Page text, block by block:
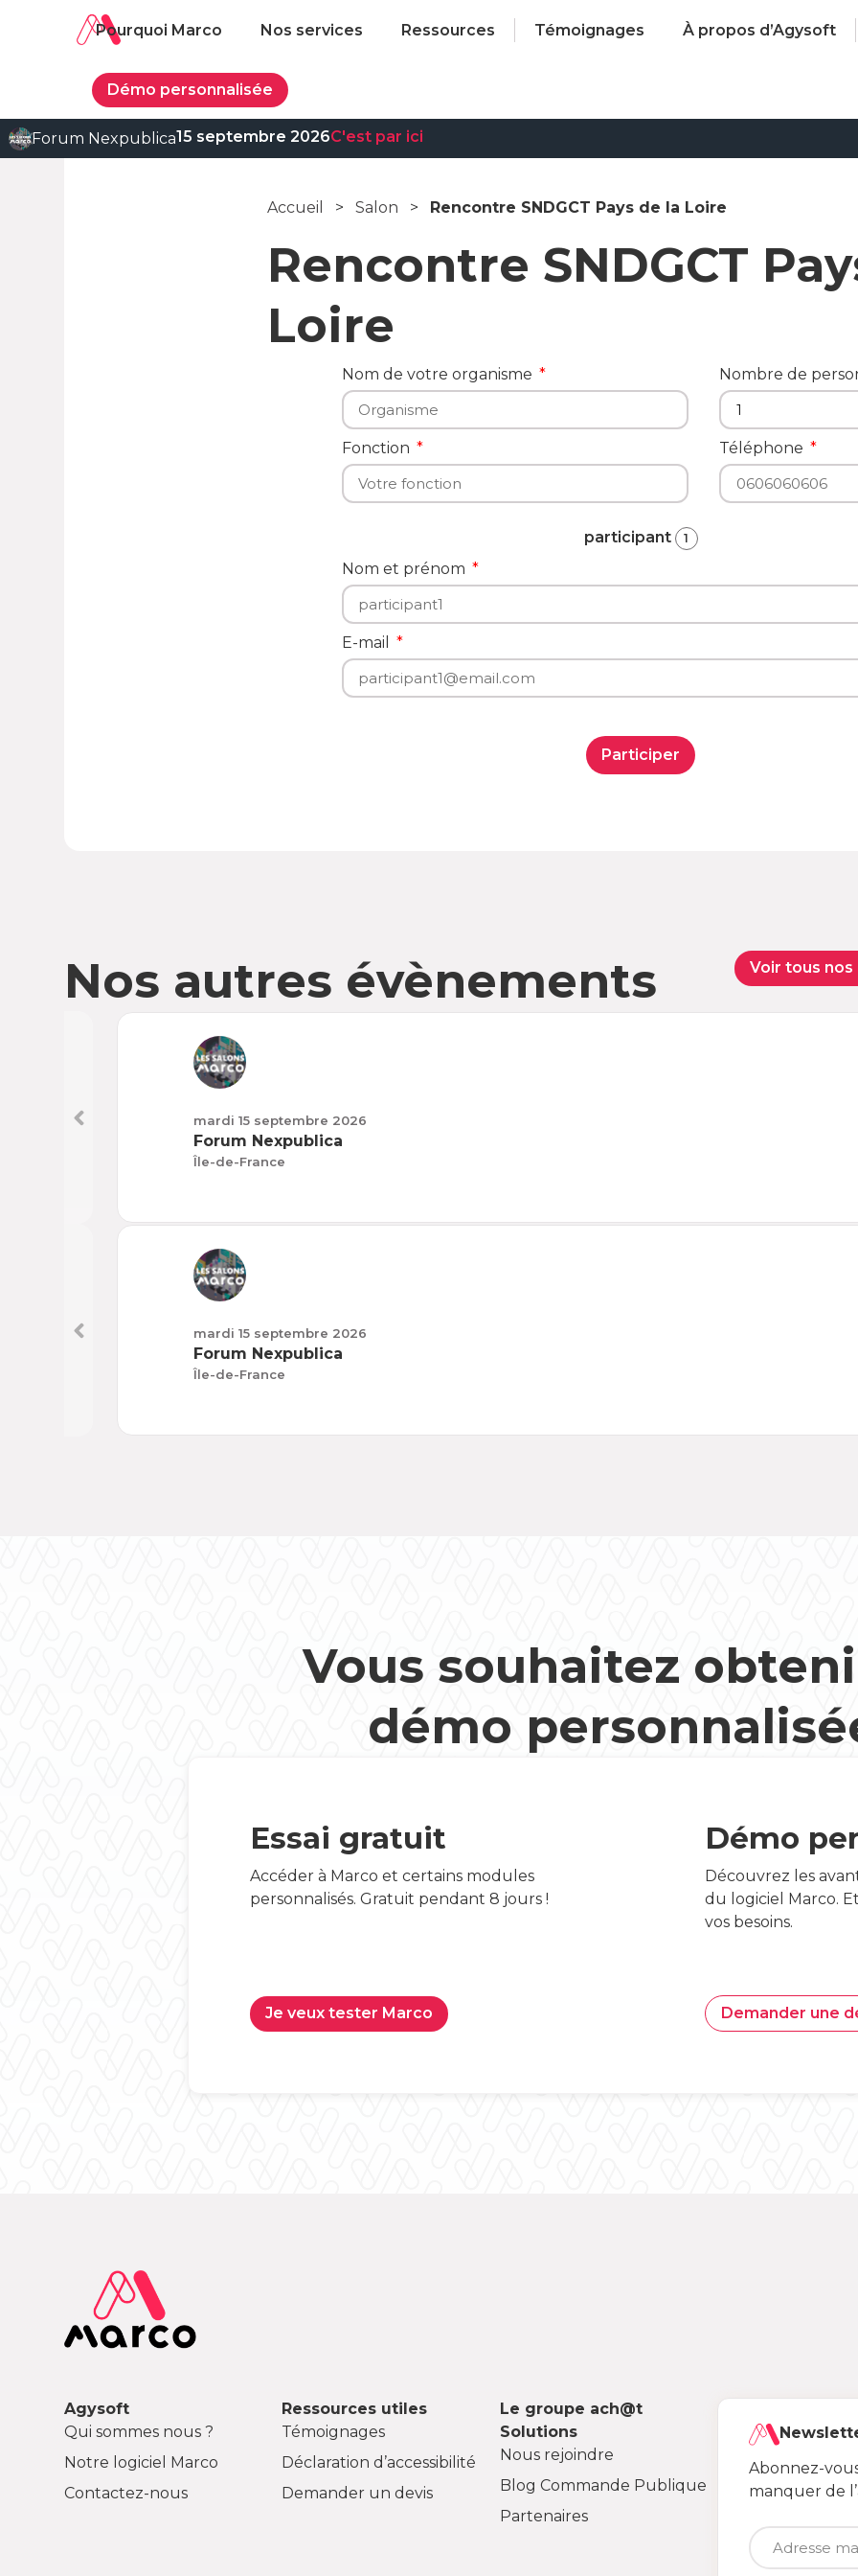
Pourquoi Marco Nos services Ressources Témoignages À propos d’Agysoft
Démo personnalisée
Forum Nexpublica15 septembre 2026C'est par ici
Accueil > Salon > Rencontre SNDGCT Pays de la Loire
Rencontre SNDGCT
Loire
Nom de votre organisme Nombre de
Fonction Téléphone
participant 1
Nom et prénom
E-mail
Participer
Nos autres évènements Voir tous
mardi 15 septembre 2026
Forum Nexpublica
Île-de-France
mardi 15 septembre 2026
Forum Nexpublica
Île-de-France
Vous souhaitez
démo
Essai gratuit
Accéder à Marco et certains modules
personnalisés. Gratuit pendant 8 jours !
Je veux tester Marco
Démo
Découvrez les
du logiciel Marco.
vos besoins.
Demander une
Agysoft
Qui sommes nous ?
Notre logiciel Marco
Contactez-nous
Ressources utiles
Témoignages
Déclaration d’accessibilité
Demander un devis
Le groupe ach@t
Solutions
Nous rejoindre
Blog Commande Publique
Partenaires
Abonnez-
manquer de